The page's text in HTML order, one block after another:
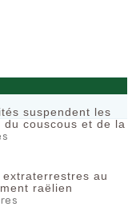
suspendent les
couscous et de la
au
raëlien